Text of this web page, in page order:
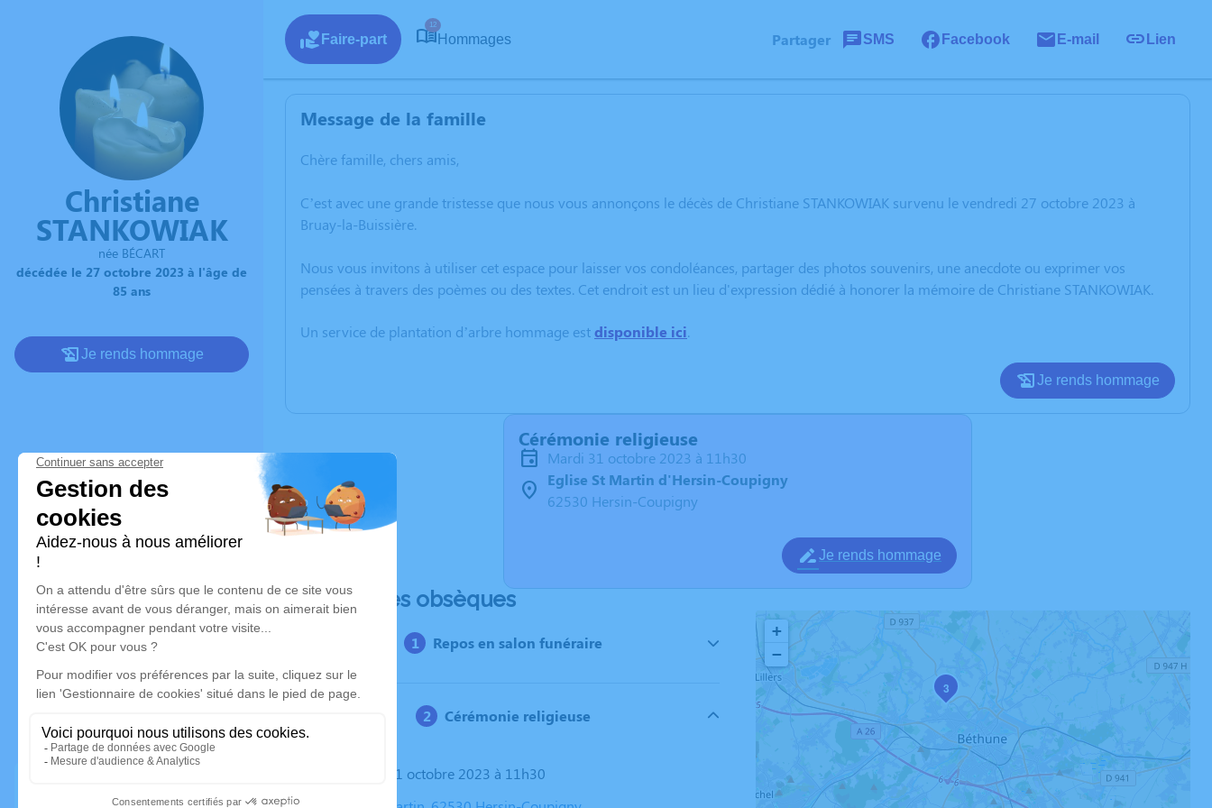
Christiane
STANKOWIAK
née BÉCART
décédée le 27 octobre 2023 à l'âge de
85 ans
Je rends hommage
Faire-part
12
Hommages Partager SMS Facebook E-mail Lien
Message de la famille
Chère famille, chers amis,
C’est avec une grande tristesse que nous vous annonçons le décès de Christiane STANKOWIAK survenu le vendredi 27 octobre 2023 à
Bruay-la-Buissière.
Nous vous invitons à utiliser cet espace pour laisser vos condoléances, partager des photos souvenirs, une anecdote ou exprimer vos
pensées à travers des poèmes ou des textes. Cet endroit est un lieu d'expression dédié à honorer la mémoire de Christiane STANKOWIAK.
Un service de plantation d’arbre hommage estdisponible ici.
Je rends hommage
Cérémonie religieuse
mardi 31 octobre 2023 à 11h30
Eglise St Martin d'Hersin-Coupigny
62530 Hersin-Coupigny
Je rends hommage
Déroulé des obsèques
Repos en salon funéraire
Cérémonie religieuse
Le mardi 31 octobre 2023 à 11h30
3
+
−